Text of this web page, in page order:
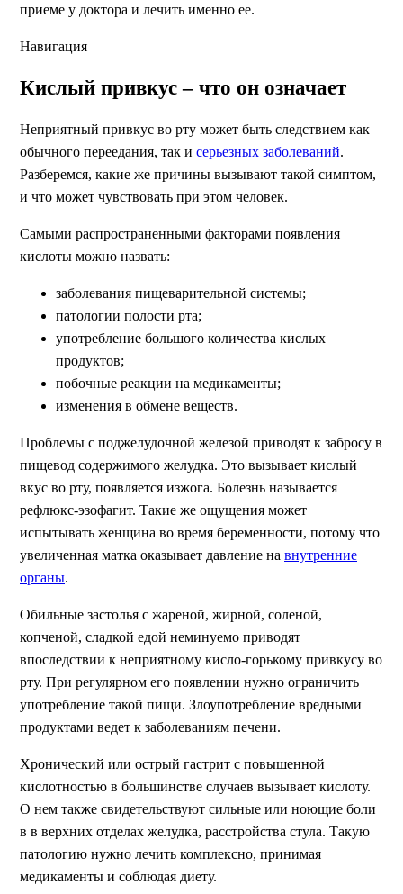
приеме у доктора и лечить именно ее.
Навигация
Кислый привкус – что он означает
Неприятный привкус во рту может быть следствием как
обычного переедания, так и серьезных заболеваний.
Разберемся, какие же причины вызывают такой симптом,
и что может чувствовать при этом человек.
Самыми распространенными факторами появления
кислоты можно назвать:
заболевания пищеварительной системы;
патологии полости рта;
употребление большого количества кислых
продуктов;
побочные реакции на медикаменты;
изменения в обмене веществ.
Проблемы с поджелудочной железой приводят к забросу в
пищевод содержимого желудка. Это вызывает кислый
вкус во рту, появляется изжога. Болезнь называется
рефлюкс-эзофагит. Такие же ощущения может
испытывать женщина во время беременности, потому что
увеличенная матка оказывает давление на внутренние
органы.
Обильные застолья с жареной, жирной, соленой,
копченой, сладкой едой неминуемо приводят
впоследствии к неприятному кисло-горькому привкусу во
рту. При регулярном его появлении нужно ограничить
употребление такой пищи. Злоупотребление вредными
продуктами ведет к заболеваниям печени.
Хронический или острый гастрит с повышенной
кислотностью в большинстве случаев вызывает кислоту.
О нем также свидетельствуют сильные или ноющие боли
в в верхних отделах желудка, расстройства стула. Такую
патологию нужно лечить комплексно, принимая
медикаменты и соблюдая диету.